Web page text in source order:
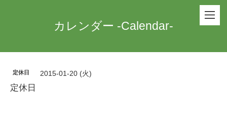
カレンダー -Calendar-
定休日 2015-01-20 (火)
定休日